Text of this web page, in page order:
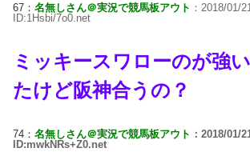
67： 名無しさん＠実況で競馬板アウト ：2018/01/
ID:1Hsbi/7o0.net
ミッキースワローのが強
たけど阪神合うの？
74： 名無しさん＠実況で競馬板アウト ：2018/01/
ID:mwkNRs+Z0.net